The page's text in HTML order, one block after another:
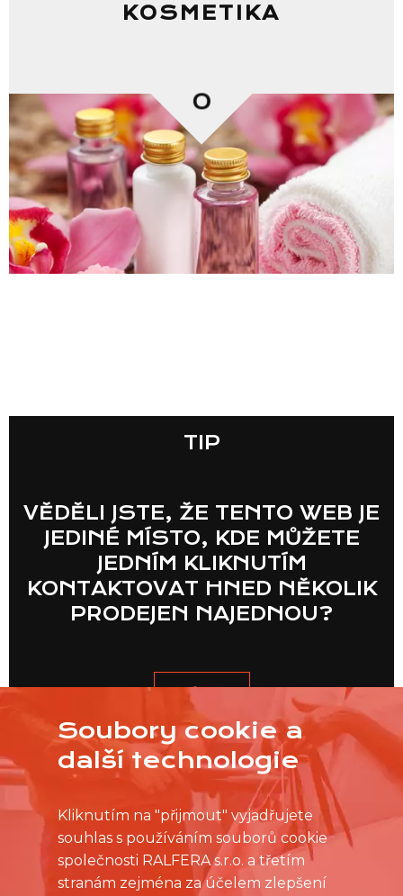
KOSMETIKA
0
TIP
VĚDĚLI JSTE, ŽE TENTO WEB JE
JEDINÉ MÍSTO, KDE MŮŽETE
JEDNÍM KLIKNUTÍM
KONTAKTOVAT HNED NĚKOLIK
PRODEJEN NAJEDNOU?
VÍCE
Soubory cookie a
další technologie
Kliknutím na "přijmout" vyjadřujete
souhlas s používáním souborů cookie
společnosti RALFERA s.r.o. a třetím
stranám zejména za účelem zlepšení